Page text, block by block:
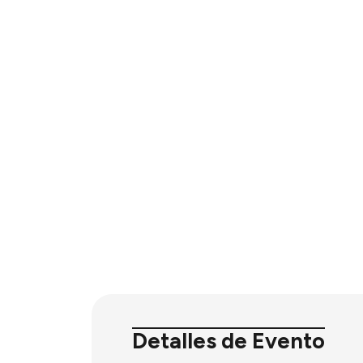
Detalles de Evento